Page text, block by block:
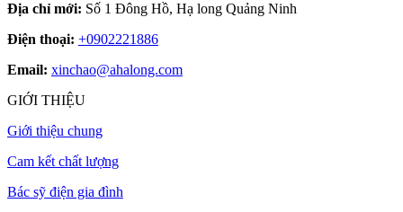
Địa chỉ mới: Số 1 Đông Hồ, Hạ long Quảng Ninh
Điện thoại: +0902221886
Email: xinchao@ahalong.com
GIỚI THIỆU
Giới thiệu chung
Cam kết chất lượng
Bác sỹ điện gia đình